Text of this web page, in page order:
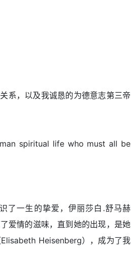
，以及我诚恳的为德意志第三帝
spiritual life who must all be
了一生的挚爱，伊丽莎白.舒马赫
爱情的滋味，直到她的出现，是她
Heisenberg），成为了我